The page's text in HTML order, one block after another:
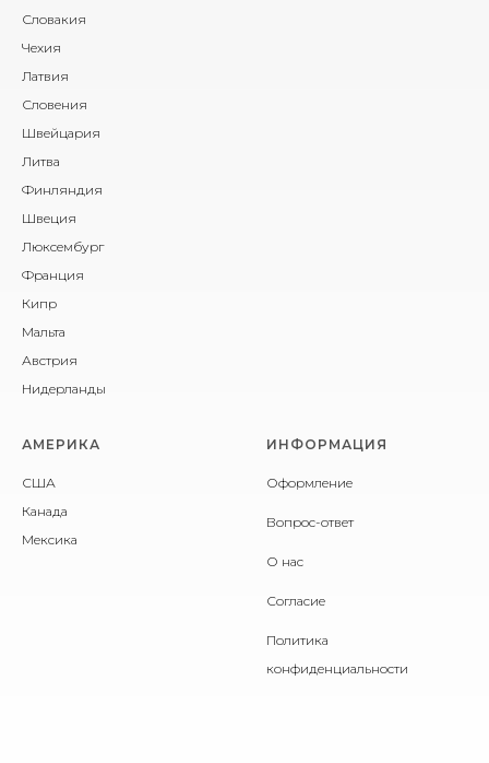
Словакия
Чехия
Латвия
Словения
Швейцария
Литва
Финляндия
Швеция
Люксембург
Франция
Кипр
Мальта
Австрия
Нидерланды
АМЕРИКА
США
Канада
Мексика
ИНФОРМАЦИЯ
Оформление
Вопрос-ответ
О нас
Согласие
Политика
конфиденциальности